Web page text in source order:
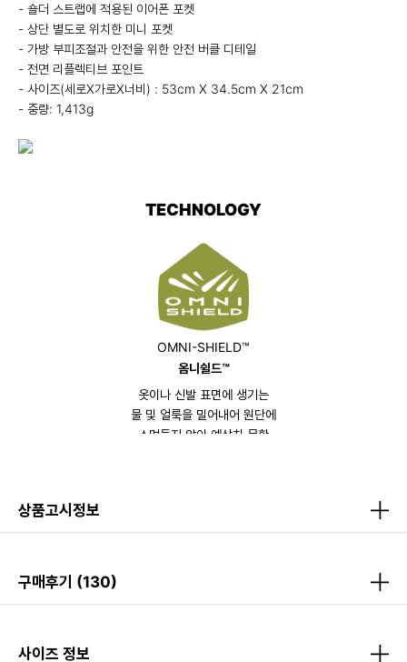
- 숄더 스트랩에 적용된 이어폰 포켓
- 상단 별도로 위치한 미니 포켓
- 가방 부피조절과 안전을 위한 안전 버클 디테일
- 전면 리플렉티브 포인트
- 사이즈(세로X가로X너비) : 53cm X 34.5cm X 21cm
- 중량: 1,413g
TECHNOLOGY
OMNI-SHIELD™
옴니쉴드™
옷이나 신발 표면에 생기는
물 및 얼룩을 밀어내어 원단에
스며들지 않아 예상치 못한
상품고시정보
구매후기 (130)
사이즈 정보